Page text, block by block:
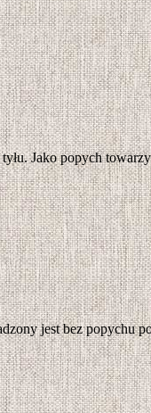
Jako popych
jest bez popychu